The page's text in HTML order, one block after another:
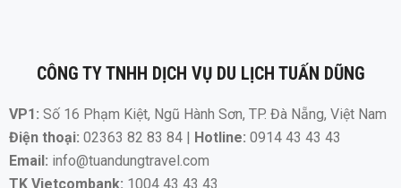
CÔNG TY TNHH DỊCH VỤ DU LỊCH TUẤN DŨNG
VP1: Số 16 Phạm Kiệt, Ngũ Hành Sơn, TP. Đà Nẵng, Việt Nam
Điện thoại: 02363 82 83 84 | Hotline: 0914 43 43 43
Email: info@tuandungtravel.com
TK Vietcombank: 1004 43 43 43